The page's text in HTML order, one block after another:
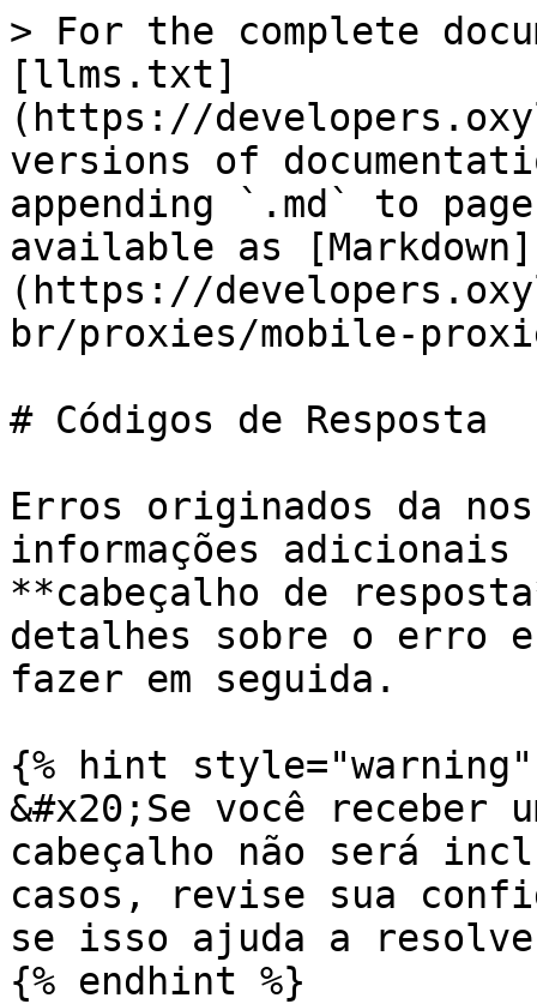
> For the complete
[llms.txt]
(https://
versions of
appending `.md` to
available as [Markdown]
(https://
br/proxies/mobile-
# Códigos de Resposta
Erros originados da
informações
**cabeçalho de
detalhes sobre o erro
fazer em seguida.
{% hint style="warning"
&#x20;Se você
cabeçalho não será
casos, revise sua
se isso ajuda a
{% endhint %}